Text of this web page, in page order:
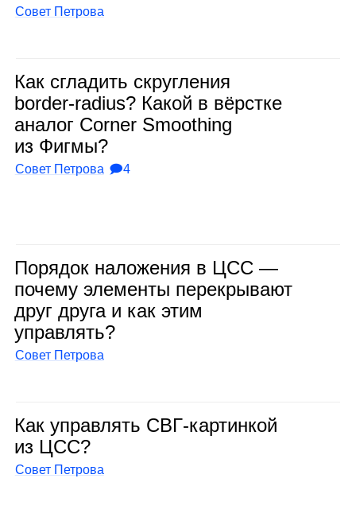
Совет Петрова
Как сгла­дить скруг­ле­ния
border‑radius? Какой в вёрстке
ана­лог Corner Smoothing
из Фигмы?
Совет Петрова 🗩4
Поря­док нало­же­ния в ЦСС —
почему эле­менты пере­кры­вают
друг друга и как этим
управ­лять?
Совет Петрова
Как управ­лять СВГ‑кар­тин­кой
из ЦСС?
Совет Петрова